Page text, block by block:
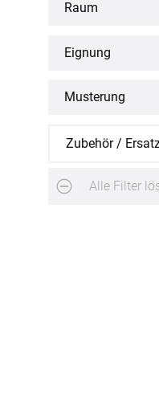
Raum
Eignung
Musterung
Zubehör /
Alle Filter